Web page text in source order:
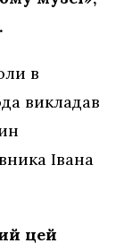
в
викладав
Івана
цей